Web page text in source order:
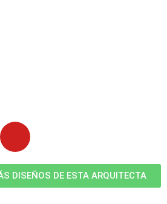
DISEÑOS DE ESTA ARQUITECTA